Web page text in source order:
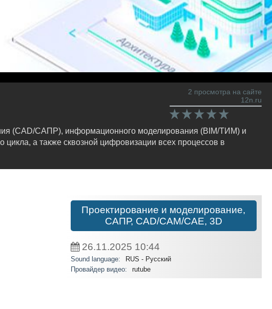
2 просмотра на сайте
12n.ru
(CAD/САПР), информационного моделирования (BIM/ТИМ) и
а также сквозной цифровизации всех процессов в
Проектирование и моделирование,
САПР, CAD/CAM/CAE, 3D
26.11.2025 10:44
Sound language:
RUS - Русский
Провайдер видео:
rutube